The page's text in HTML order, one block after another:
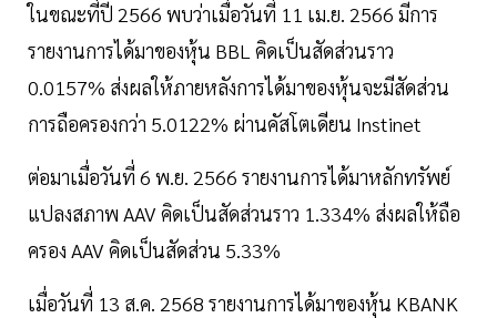
ในขณะที่ปี 2566 พบว่าเมื่อวันที่ 11 เม.ย. 2566 มีการ
รายงานการได้มาของหุ้น BBL คิดเป็นสัดส่วนราว
0.0157% ส่งผลให้ภายหลังการได้มาของหุ้นจะมีสัดส่วน
การถือครองกว่า 5.0122% ผ่านคัสโตเดียน Instinet
ต่อมาเมื่อวันที่ 6 พ.ย. 2566 รายงานการได้มาหลักทรัพย์
แปลงสภาพ AAV คิดเป็นสัดส่วนราว 1.334% ส่งผลให้ถือ
ครอง AAV คิดเป็นสัดส่วน 5.33%
เมื่อวันที่ 13 ส.ค. 2568 รายงานการได้มาของหุ้น KBANK